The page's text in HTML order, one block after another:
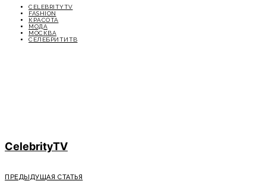
CELEBRITYTV
FASHION
КРАСОТА
МОДА
МОСКВА
СЕЛЕБРИТИТВ
CelebrityTV
ПРЕДЫДУЩАЯ СТАТЬЯ